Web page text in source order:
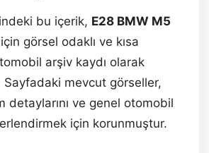
bu içerik, E28 BMW M5
için görsel odaklı ve kısa
arşiv kaydı olarak
mevcut görseller,
detaylarını ve genel otomobil
için korunmuştur.